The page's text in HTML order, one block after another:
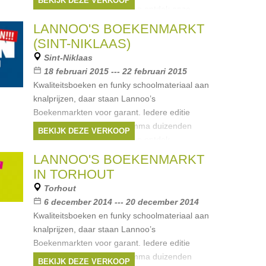
koopjesjagers. Kom langs en ontdek onze
Merken: Van Halewyck ,Uitgeverij
Lannoo , LannooCampus ,Moulinsart
Meulenhoff , ...
LANNOO'S BOEKENMARKT
(SINT-NIKLAAS)
Sint-Niklaas
18 februari 2015 --- 22 februari 2015
Kwaliteitsboeken en funky schoolmateriaal aan
knalprijzen, daar staan Lannoo’s
Boekenmarkten voor garant. Iedere editie
verleidt het uitgebreide gamma duizenden
koopjesjagers. Kom langs en ontdek
Merken: Van Halewyck ,Uitgeverij
Lannoo , Terra Lannoo,LannooCampus ,
Moulinsart, ...
BEKIJK DEZE VERKOOP
LANNOO'S BOEKENMARKT
IN TORHOUT
Torhout
6 december 2014 --- 20 december 2014
Kwaliteitsboeken en funky schoolmateriaal aan
knalprijzen, daar staan Lannoo’s
Boekenmarkten voor garant. Iedere editie
verleidt het uitgebreide gamma duizenden
BEKIJK DEZE VERKOOP